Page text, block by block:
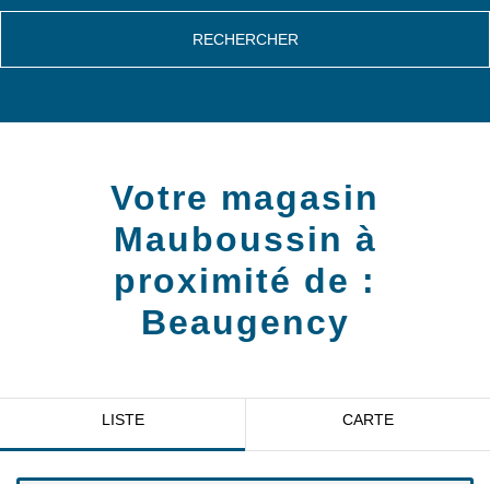
RECHERCHER
Votre magasin
Mauboussin à
proximité de :
Beaugency
LISTE CARTE